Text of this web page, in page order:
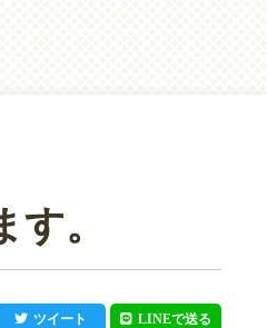
。
ツイート LINEで送る